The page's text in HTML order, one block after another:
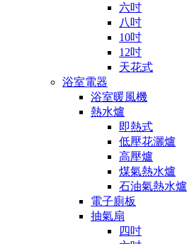
六吋
八吋
10吋
12吋
天花式
浴室電器
浴室暖風機
熱水爐
即熱式
低壓花灑爐
高壓爐
煤氣熱水爐
石油氣熱水爐
電子廁板
抽氣扇
四吋